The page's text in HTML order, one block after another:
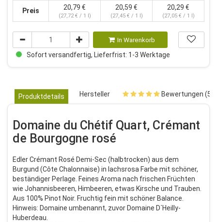
Preis 20,79 €
(27,72 € / 1 l)
20,59 €
(27,45 € / 1 l)
20,29 €
(27,05 € / 1 l)
In Warenkorb
Sofort versandfertig, Lieferfrist: 1-3 Werktage
Produktdetails Hersteller Bewertungen (5)
Domaine du Chétif Quart, Crémant
de Bourgogne rosé
Edler Crémant Rosé Demi-Sec (halbtrocken) aus dem
Burgund (Côte Chalonnaise) in lachsrosa Farbe mit schöner,
beständiger Perlage. Feines Aroma nach frischen Früchten
wie Johannisbeeren, Himbeeren, etwas Kirsche und Trauben.
Aus 100% Pinot Noir. Fruchtig fein mit schöner Balance.
Hinweis: Domaine umbenannt, zuvor Domaine D´Heilly-
Huberdeau.